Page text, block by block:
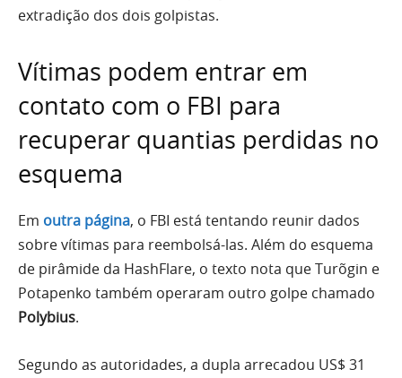
extradição dos dois golpistas.
Vítimas podem entrar em
contato com o FBI para
recuperar quantias perdidas no
esquema
Em outra página, o FBI está tentando reunir dados
sobre vítimas para reembolsá-las. Além do esquema
de pirâmide da HashFlare, o texto nota que Turõgin e
Potapenko também operaram outro golpe chamado
Polybius.
Segundo as autoridades, a dupla arrecadou US$ 31